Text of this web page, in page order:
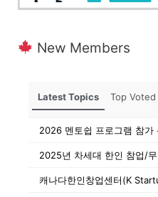
New Members
Latest Topics Top Voted
2026 멘토쉽 프로그램 참가
캐나다한인창업센터(K